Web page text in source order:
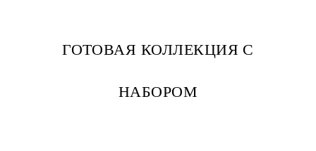
ГОТОВАЯ КОЛЛЕКЦИЯ С
НАБОРОМ